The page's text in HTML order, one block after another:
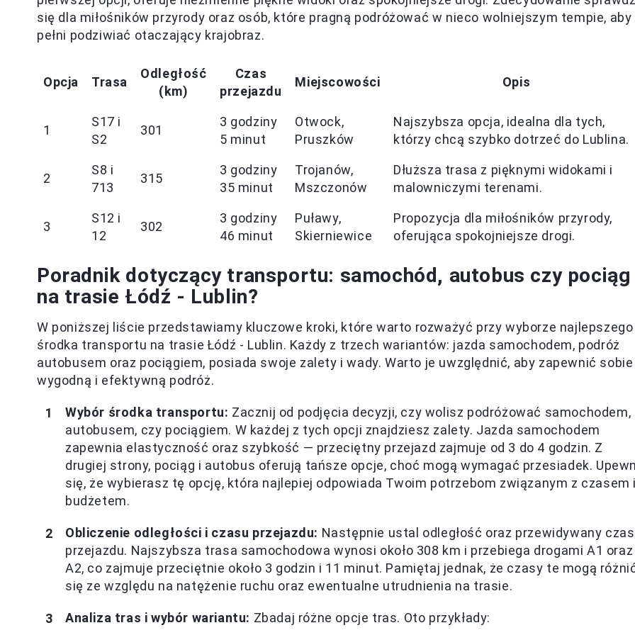
się dla miłośników przyrody oraz osób, które pragną podróżować w nieco wolniejszym tempie, aby
pełni podziwiać otaczający krajobraz.
Opcja Trasa
Odległość
(km)
Czas
przejazdu
Miejscowości Opis
1
S17 i
S2
301
3 godziny
5 minut
Otwock,
Pruszków
Najszybsza opcja, idealna dla tych,
którzy chcą szybko dotrzeć do Lublina.
2
S8 i
713
315
3 godziny
35 minut
Trojanów,
Mszczonów
Dłuższa trasa z pięknymi widokami i
malowniczymi terenami.
3
S12 i
12
302
3 godziny
46 minut
Puławy,
Skierniewice
Propozycja dla miłośników przyrody,
oferująca spokojniejsze drogi.
Poradnik dotyczący transportu: samochód, autobus czy pociąg
na trasie Łódź - Lublin?
W poniższej liście przedstawiamy kluczowe kroki, które warto rozważyć przy wyborze najlepszego
środka transportu na trasie Łódź - Lublin. Każdy z trzech wariantów: jazda samochodem, podróż
autobusem oraz pociągiem, posiada swoje zalety i wady. Warto je uwzględnić, aby zapewnić sobie
wygodną i efektywną podróż.
Wybór środka transportu: Zacznij od podjęcia decyzji, czy wolisz podróżować samochodem,
autobusem, czy pociągiem. W każdej z tych opcji znajdziesz zalety. Jazda samochodem
zapewnia elastyczność oraz szybkość — przeciętny przejazd zajmuje od 3 do 4 godzin. Z
drugiej strony, pociąg i autobus oferują tańsze opcje, choć mogą wymagać przesiadek.
się, że wybierasz tę opcję, która najlepiej odpowiada Twoim potrzebom związanym z czasem
budżetem.
Obliczenie odległości i czasu przejazdu: Następnie ustal odległość oraz przewidywany czas
przejazdu. Najszybsza trasa samochodowa wynosi około 308 km i przebiega drogami A1 oraz
A2, co zajmuje przeciętnie około 3 godzin i 11 minut. Pamiętaj jednak, że czasy te mogą
się ze względu na natężenie ruchu oraz ewentualne utrudnienia na trasie.
Analiza tras i wybór wariantu: Zbadaj różne opcje tras. Oto przykłady: